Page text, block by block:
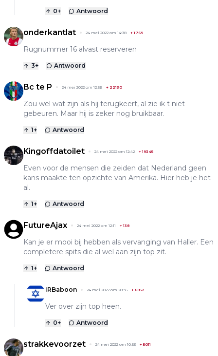
0+ Antwoord
onderkantlat 24 mei 2022 om 14:38 +1769
Rugnummer 16 alvast reserveren
3+ Antwoord
Bc te P 24 mei 2022 om 12:56 + 22130
Zou wel wat zijn als hij terugkeert, al zie ik t niet
gebeuren. Maar hij is zeker nog bruikbaar.
1+ Antwoord
Kingoffdatoilet 24 mei 2022 om 12:42 +19345
Even voor de mensen die zeiden dat Nederland geen
kans maakte ten opzichte van Amerika. Hier heb je het
al.
1+ Antwoord
FutureAjax 24 mei 2022 om 12:11 +138
Kan je er mooi bij hebben als vervanging van Haller. Een
completere spits die al wel aan zijn top zit.
1+ Antwoord
IRBaboon 24 mei 2022 om 20:35 + 6852
Ver over zijn top heen.
0+ Antwoord
strakkevoorzet 24 mei 2022 om 10:53 +5011